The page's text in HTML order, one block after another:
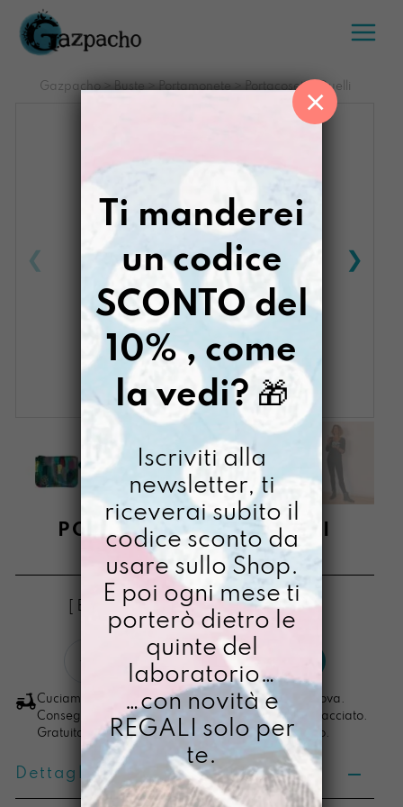
Salta
contenuto
Gazpacho> Buste > Portamonete > Portacosette Quelli
PORTACOSETTE QUELLI
€ 14,00
[ Buste Portamonete: 13 x 10 x 2,5 cm ]
Portacosette
quantità
LO VOGLIO
Cuciamo ogni ordine nel nostro laboratorio di Padova.
Consegna in 4/5 giorni lavorativi, pacco sempre tracciato.
Gratuita per ordini di importo superiore ai 100 euro.
Dettagli prodotto
Ti manderei
un codice
SCONTO del
10% , come
la vedi? 🎁
Iscriviti alla
newsletter, ti
riceverai subito il
codice sconto da
usare sullo Shop.
E poi ogni mese ti
porterò dietro le
quinte del
laboratorio…
…con novità e
REGALI solo per
te.
×